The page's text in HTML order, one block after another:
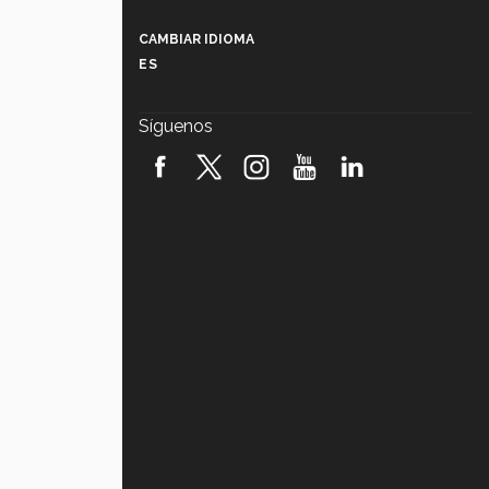
robótica FIRST 2026! (video)
CAMBIAR IDIOMA
ES
Síguenos